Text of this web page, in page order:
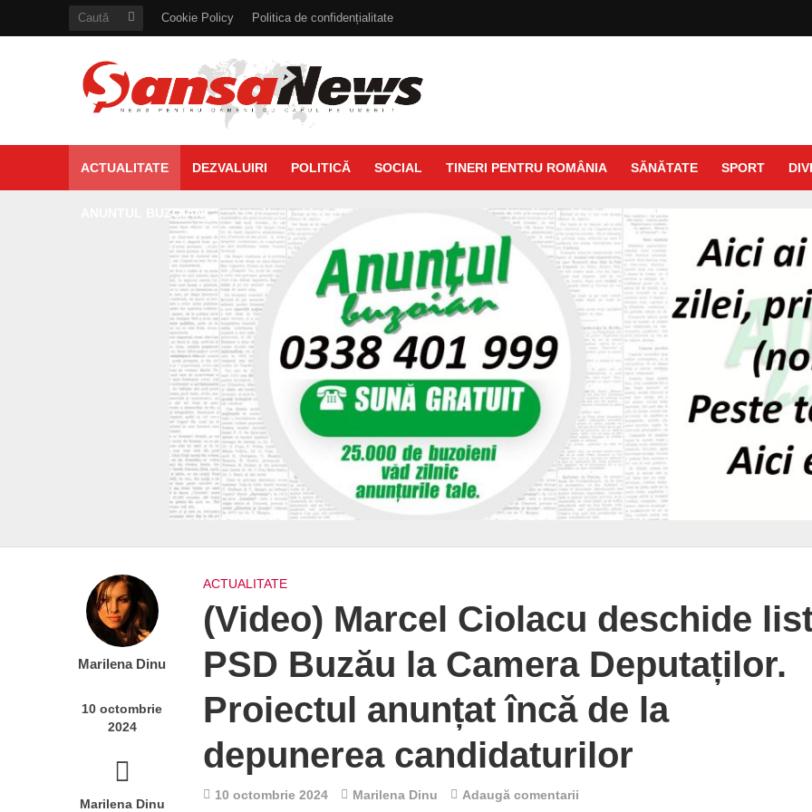
Cookie Policy Politica de confidențialitate
ACTUALITATE DEZVALUIRI POLITICĂ SOCIAL TINERI PENTRU ROMÂNIA SĂNĂTATE SPORT
ANUNTUL BUZOIAN
Marilena Dinu
10 octombrie
2024
Marilena Dinu
ACTUALITATE
(Video) Marcel Ciolacu deschide
PSD Buzău la Camera Deputaților.
Proiectul anunțat încă de la
depunerea candidaturilor
10 octombrie 2024 Marilena Dinu Adaugă comentarii